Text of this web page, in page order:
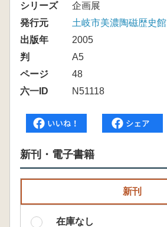
シリーズ
企画展
発行元
土岐市美濃陶磁歴史館
出版年
2005
判
A5
ページ
48
六一ID
N51118
新刊・電子書籍
新刊
在庫なし